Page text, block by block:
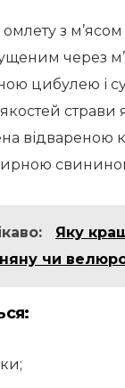
з
через
цибулею і
страви
відвареною
Яку
чи